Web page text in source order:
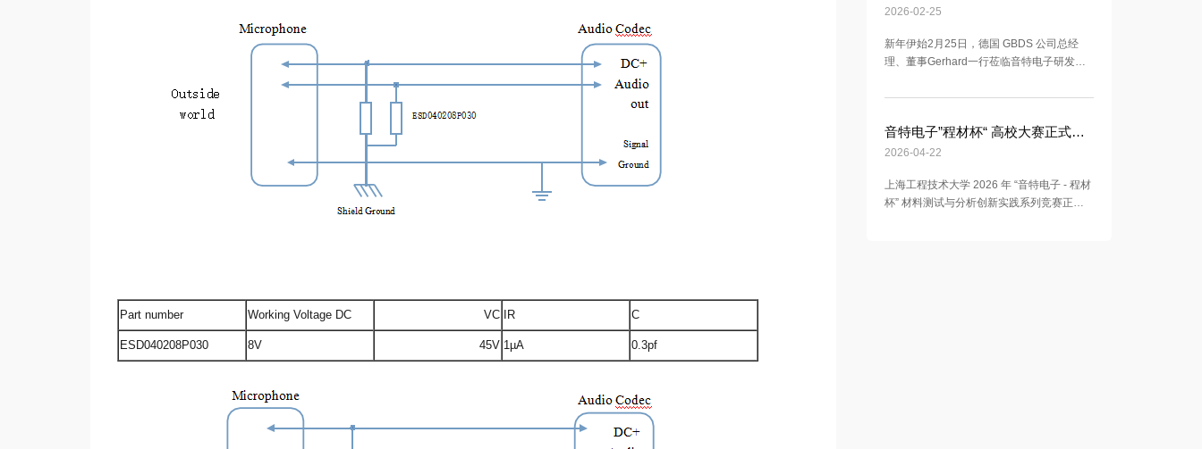
Part number Working Voltage DC VC IR C
ESD040208P030 8V 45V 1µA 0.3pf
2026-02-25
新年伊始2月25日，德国 GBDS 公司总经
理、董事Gerhard一行莅临音特电子研发中
音特电子”程材杯“ 高校大赛正式开始
2026-04-22
上海工程技术大学 2026 年 “音特电子 - 程材
杯” 材料测试与分析创新实践系列竞赛正式